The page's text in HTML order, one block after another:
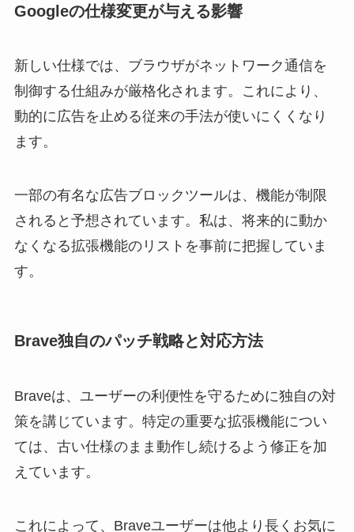
Googleの仕様変更が与える影響
新しい仕様では、ブラウザがネットワーク通信を
制御する仕組みが厳格化されます。これにより、
動的に広告を止める従来の手法が使いにくくなり
ます。
一部の有名な広告ブロックツールは、機能が制限
されると予想されています。私は、将来的に動か
なくなる拡張機能のリストを事前に把握していま
す。
Brave独自のパッチ戦略と対応方法
Braveは、ユーザーの利便性を守るために独自の対
策を講じています。特定の重要な拡張機能につい
ては、古い仕様のまま動作し続けるよう修正を加
えています。
これによって、Braveユーザーは他より長くお気に